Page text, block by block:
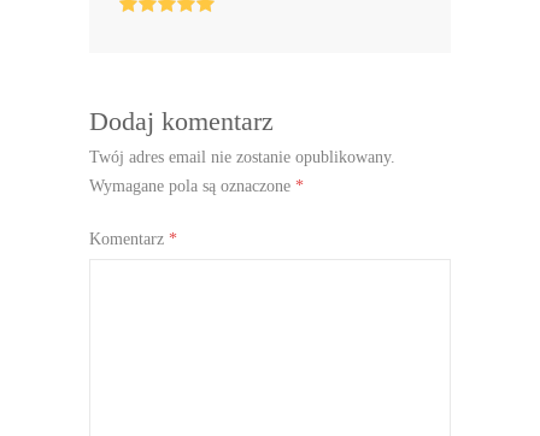
Dodaj komentarz
Twój adres email nie zostanie opublikowany.
Wymagane pola są oznaczone *
Komentarz *